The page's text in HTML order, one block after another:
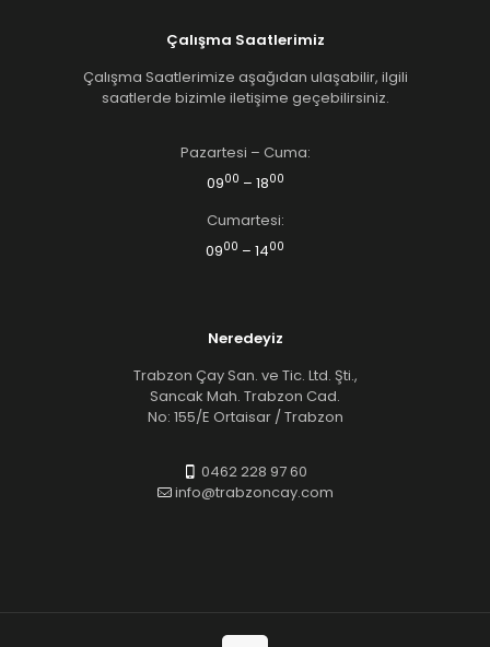
Çalışma Saatlerimiz
Çalışma Saatlerimize aşağıdan ulaşabilir, ilgili
saatlerde bizimle iletişime geçebilirsiniz.
Pazartesi – Cuma:
0900 – 1800
Cumartesi:
0900 – 1400
Neredeyiz
Trabzon Çay San. ve Tic. Ltd. Şti.,
Sancak Mah. Trabzon Cad.
No: 155/E Ortaisar / Trabzon
0462 228 97 60
info@trabzoncay.com